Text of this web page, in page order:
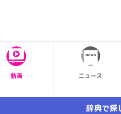
動画 ニュース
辞典で探